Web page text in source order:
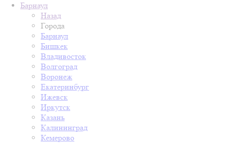
Барнаул
Назад
Города
Барнаул
Бишкек
Владивосток
Волгоград
Воронеж
Екатеринбург
Ижевск
Иркутск
Казань
Калининград
Кемерово